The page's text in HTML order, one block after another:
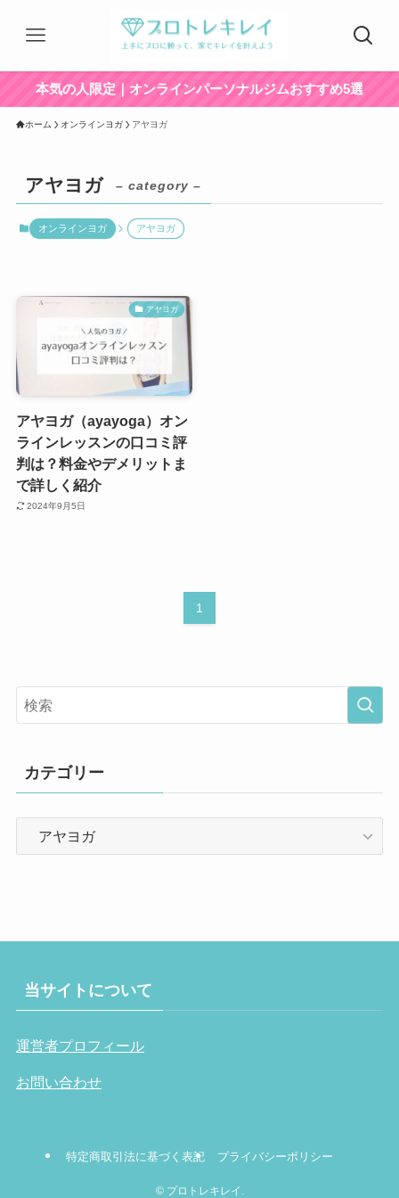
本気の人限定｜オンラインパーソナルジムおすすめ5選
ホーム オンラインヨガ アヤヨガ
アヤヨガ – category –
オンラインヨガ アヤヨガ
アヤヨガ
アヤヨガ（ayayoga）オン
ラインレッスンの口コミ評
判は？料金やデメリットま
で詳しく紹介
2024年9月5日
1
カテゴリー
当サイトについて
運営者プロフィール
お問い合わせ
特定商取引法に基づく表記 プライバシーポリシー
©プロトレキレイ.